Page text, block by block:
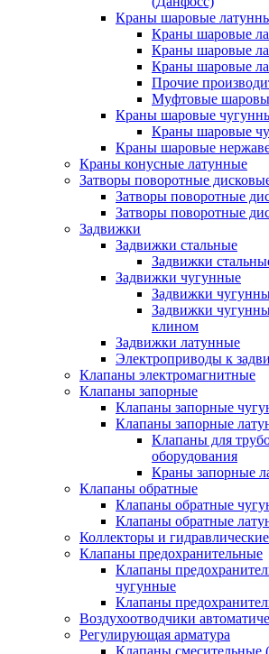
Краны шаровые
Краны шаровые
Краны шаровые
Краны шаровые
Прочие
Муфтовые
Краны шаровые
Краны шаровые
Краны шаровые
Краны конусные латунные
Затворы поворотные
Затворы поворотные
Затворы поворотные
Задвижки
Задвижки стальные
Задвижки
Задвижки чугунные
Задвижки
Задвижки
клином
Задвижки латунные
Электроприводы к
Клапаны электромагнитные
Клапаны запорные
Клапаны запорные
Клапаны запорные
Клапаны для
оборудования
Краны запорные
Клапаны обратные
Клапаны обратные
Клапаны обратные
Коллекторы и
Клапаны предохранительные
Клапаны
чугунные
Клапаны
Воздухоотводчики
Регулирующая арматура
Клапаны смесительные